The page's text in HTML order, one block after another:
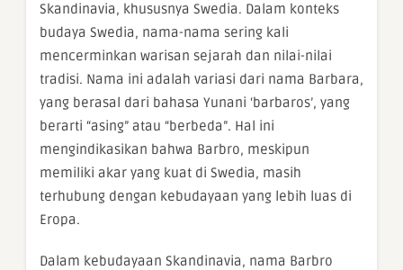
Skandinavia, khususnya Swedia. Dalam konteks
budaya Swedia, nama-nama sering kali
mencerminkan warisan sejarah dan nilai-nilai
tradisi. Nama ini adalah variasi dari nama Barbara,
yang berasal dari bahasa Yunani ‘barbaros’, yang
berarti “asing” atau “berbeda”. Hal ini
mengindikasikan bahwa Barbro, meskipun
memiliki akar yang kuat di Swedia, masih
terhubung dengan kebudayaan yang lebih luas di
Eropa.
Dalam kebudayaan Skandinavia, nama Barbro